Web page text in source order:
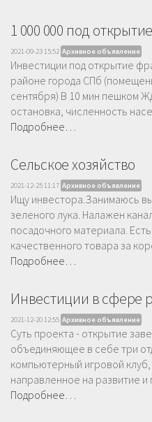
1 000 000 под
2021-09-23 15:52 Архивное объявление
Инвестиции под открытие
районе города СПб
сентября) В 10 мин пешком
остановка, численность
Подробнее…
Сельское хозяйство
2021-12-25 11:17 Архивное объявление
Ищу инвестора.Занимаюсь
зеленого лука. Налажен
посадочного материала.
качественного товара за
Подробнее…
Инвестиции в сфере
2021-12-20 12:55 Архивное объявление
Суть проекта - открытие
объединяющее в себе три
компьютерный игровой
направленное на развитие и
Подробнее…